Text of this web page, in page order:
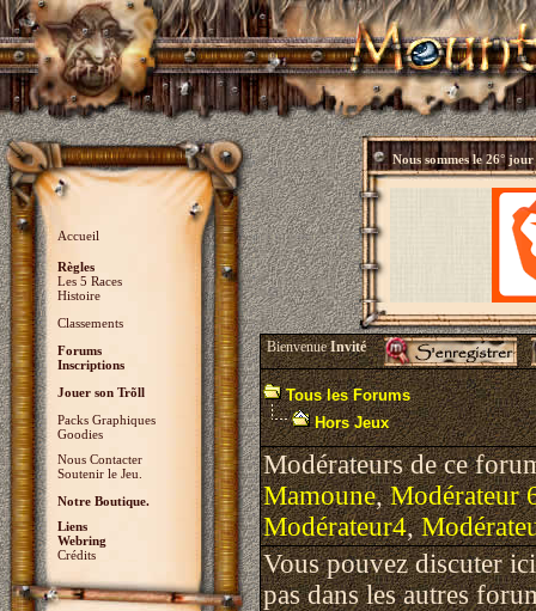
Accueil
Règles
Les 5 Races
Histoire
Classements
Forums
Inscriptions
Jouer son Trõll
Packs Graphiques
Goodies
Nous Contacter
Soutenir le Jeu.
Notre Boutique.
Liens
Webring
Crédits
Nous sommes le26° jour
BienvenueInvité
Tous les Forums
Hors Jeux
Modérateurs de ce
Mamoune,Modérateur
Modérateur4,
Vous pouvez discuter
pas dans les autres